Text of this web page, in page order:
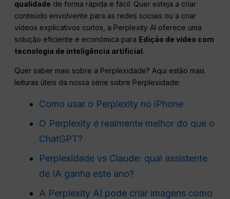
qualidade de forma rápida e fácil. Quer esteja a criar
conteúdo envolvente para as redes sociais ou a criar
vídeos explicativos curtos, a Perplexity AI oferece uma
solução eficiente e económica para Edição de vídeo com
tecnologia de inteligência artificial.
Quer saber mais sobre a Perplexidade? Aqui estão mais
leituras úteis da nossa série sobre Perplexidade:
Como usar o Perplexity no iPhone
O Perplexity é realmente melhor do que o
ChatGPT?
Perplexidade vs Claude: qual assistente
de IA ganha este ano?
A Perplexity AI pode criar imagens como